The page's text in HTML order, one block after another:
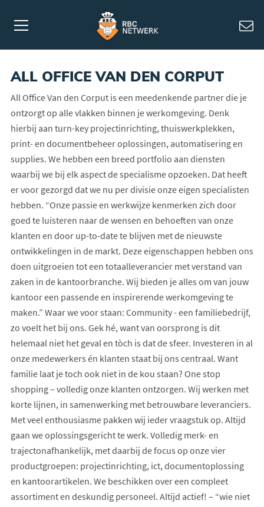
ALL OFFICE VAN DEN CORPUT
All Office Van den Corput is een meedenkende partner die je
ontzorgt op alle vlakken binnen je werkomgeving. Denk
hierbij aan turn-key projectinrichting, thuiswerkplekken,
print- en documentbeheer oplossingen, automatisering en
supplies. We hebben een breed portfolio aan diensten
waarbij we bij elk aspect de specialisme opzoeken. Dat heeft
er voor gezorgd dat we nu per divisie onze eigen specialisten
hebben. “Onze passie en werkwijze kenmerken zich door
goed te luisteren naar de wensen en behoeften van onze
klanten en door up-to-date te blijven met de nieuwste
ontwikkelingen in de markt. Deze eigenschappen hebben ons
doen uitgroeien tot een totaalleverancier met verstand van
zaken in de kantoorbranche. Wij bieden je alles om van jouw
kantoor een passende en inspirerende werkomgeving te
maken.” Waar we voor staan: Community - een familiebedrijf,
zo voelt het bij ons. Gek hé, want van oorsprong is dit
helemaal niet het geval en tòch is dat de sfeer. Investeren in al
onze medewerkers én klanten staat bij ons centraal. Want
familie laat je toch ook niet in de kou staan? One stop
shopping – volledig onze klanten ontzorgen. Wij werken met
korte lijnen, in samenwerking met betrouwbare leveranciers.
Met veel enthousiasme pakken wij ieder vraagstuk op. Altijd
gaan we oplossingsgericht te werk. Volledig merk- en
trajectonafhankelijk, met daarbij de focus op onze vier
productgroepen: projectinrichting, ict, documentoplossing
en kantoorartikelen. We beschikken over een compleet
assortiment en deskundig personeel. Altijd actief! – “wie niet